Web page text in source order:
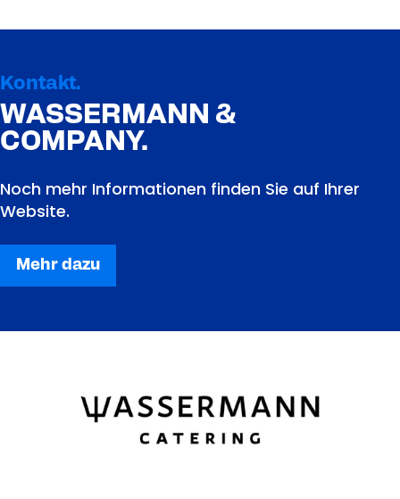
Kontakt.
WASSERMANN &
COMPANY.
Noch mehr Informationen finden Sie auf Ihrer
Website.
Mehr dazu